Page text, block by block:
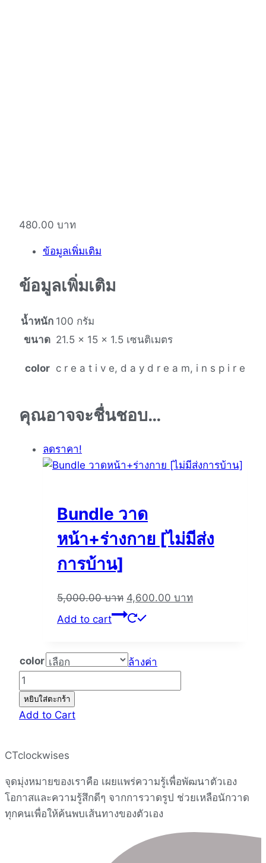
480.00 บาท
ข้อมูลเพิ่มเติม
ข้อมูลเพิ่มเติม
น้ำหนัก 100 กรัม
ขนาด 21.5 × 15 × 1.5 เซนติเมตร
color c r e a t i v e, d a y d r e a m, i n s p i r e
คุณอาจจะชื่นชอบ…
ลดราคา!
Bundle วาด
หน้า+ร่างกาย [ไม่มีส่ง
การบ้าน]
5,000.00บาท Original
price
4,600.00 บาท
Add to cart
color
ล้างค่า
จำนวน
Butter
Everyday
ชิ้น
หยิบใส่ตะกร้า
Add to Cart
CTclockwises
จุดมุ่งหมายของเราคือ เผยแพร่ความรู้เพื่อพัฒนาตัวเอง
โอกาสและความรู้สึกดีๆ จากการวาดรูป ช่วยเหลือนักวาด
ทุกคนเพื่อให้ค้นพบเส้นทางของตัวเอง